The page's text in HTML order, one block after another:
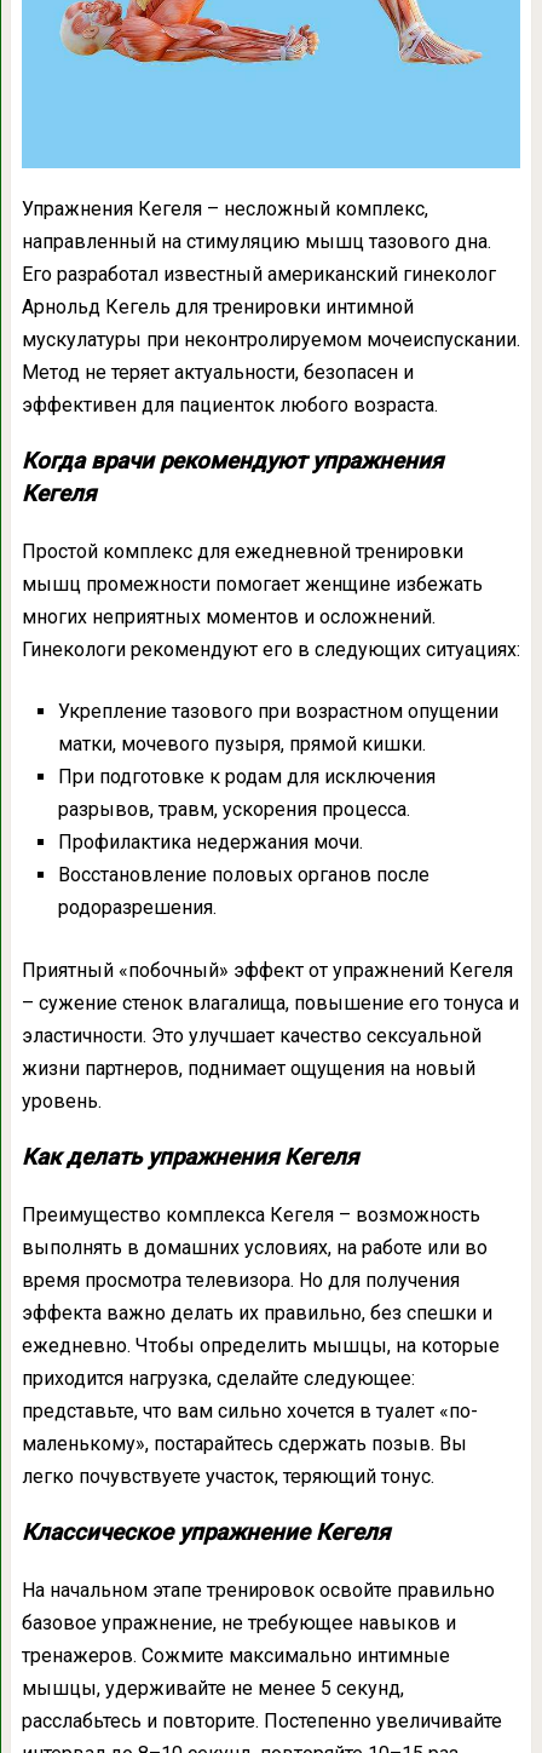
Упражнения Кегеля – несложный комплекс,
направленный на стимуляцию мышц тазового дна.
Его разработал известный американский гинеколог
Арнольд Кегель для тренировки интимной
мускулатуры при неконтролируемом мочеиспускании.
Метод не теряет актуальности, безопасен и
эффективен для пациенток любого возраста.
Когда врачи рекомендуют упражнения
Кегеля
Простой комплекс для ежедневной тренировки
мышц промежности помогает женщине избежать
многих неприятных моментов и осложнений.
Гинекологи рекомендуют его в следующих ситуациях:
Укрепление тазового при возрастном опущении
матки, мочевого пузыря, прямой кишки.
При подготовке к родам для исключения
разрывов, травм, ускорения процесса.
Профилактика недержания мочи.
Восстановление половых органов после
родоразрешения.
Приятный «побочный» эффект от упражнений Кегеля
– сужение стенок влагалища, повышение его тонуса и
эластичности. Это улучшает качество сексуальной
жизни партнеров, поднимает ощущения на новый
уровень.
Как делать упражнения Кегеля
Преимущество комплекса Кегеля – возможность
выполнять в домашних условиях, на работе или во
время просмотра телевизора. Но для получения
эффекта важно делать их правильно, без спешки и
ежедневно. Чтобы определить мышцы, на которые
приходится нагрузка, сделайте следующее:
представьте, что вам сильно хочется в туалет «по-
маленькому», постарайтесь сдержать позыв. Вы
легко почувствуете участок, теряющий тонус.
Классическое упражнение Кегеля
На начальном этапе тренировок освойте правильно
базовое упражнение, не требующее навыков и
тренажеров. Сожмите максимально интимные
мышцы, удерживайте не менее 5 секунд,
расслабьтесь и повторите. Постепенно увеличивайте